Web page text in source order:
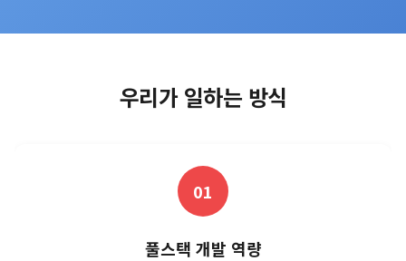
우리가 일하는 방식
01
풀스택 개발 역량